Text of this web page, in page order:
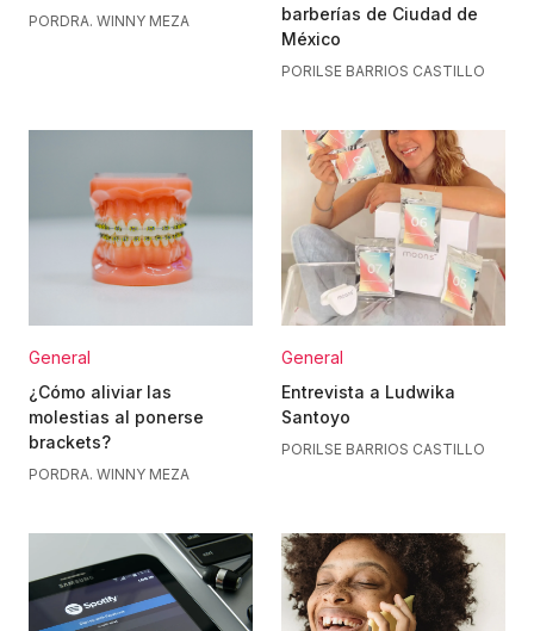
PORDRA. WINNY MEZA
barberías de Ciudad de
México
PORILSE BARRIOS CASTILLO
General
¿Cómo aliviar las
molestias al ponerse
brackets?
PORDRA. WINNY MEZA
General
Entrevista a Ludwika
Santoyo
PORILSE BARRIOS CASTILLO